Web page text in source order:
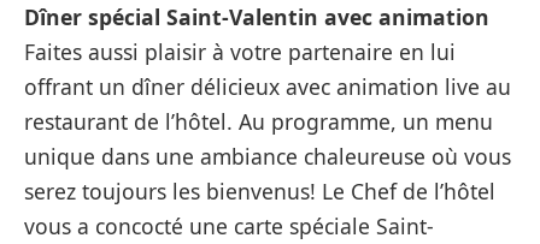
Dîner spécial Saint-Valentin avec animation
Faites aussi plaisir à votre partenaire en lui
offrant un dîner délicieux avec animation live au
restaurant de l’hôtel. Au programme, un menu
unique dans une ambiance chaleureuse où vous
serez toujours les bienvenus! Le Chef de l’hôtel
vous a concocté une carte spéciale Saint-